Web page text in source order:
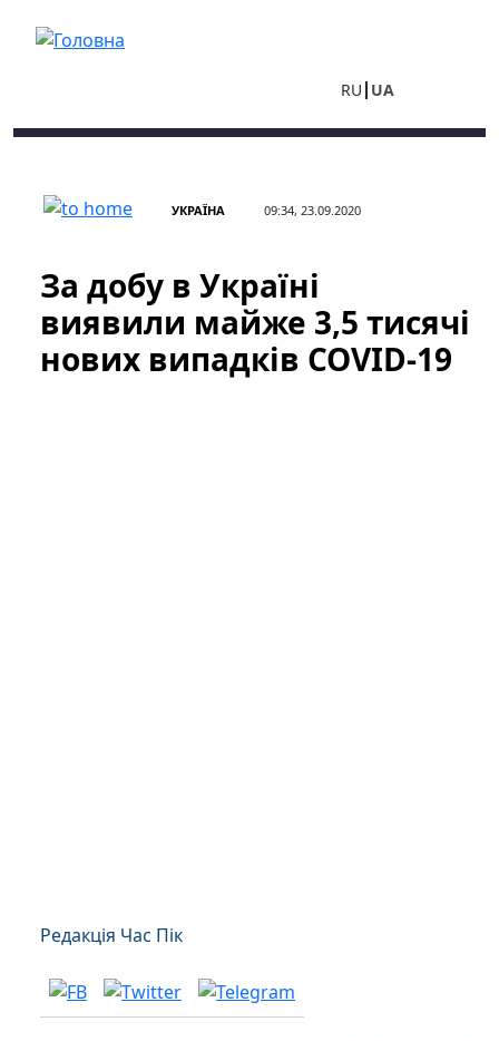
RU UA
УКРАЇНА 09:34, 23.09.2020
За добу в Україні
виявили майже 3,5 тисячі
нових випадків COVID-19
Редакція Час Пік